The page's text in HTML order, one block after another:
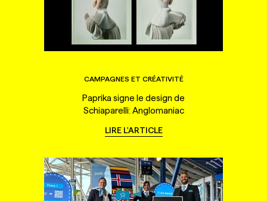
CAMPAGNES ET CRÉATIVITÉ
Paprika signe le design de
Schiaparelli: Anglomaniac
LIRE L'ARTICLE